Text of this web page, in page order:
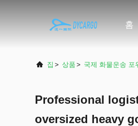
홈
집 > 상품> 국제 화물운송 포
Professional
oversized heavy